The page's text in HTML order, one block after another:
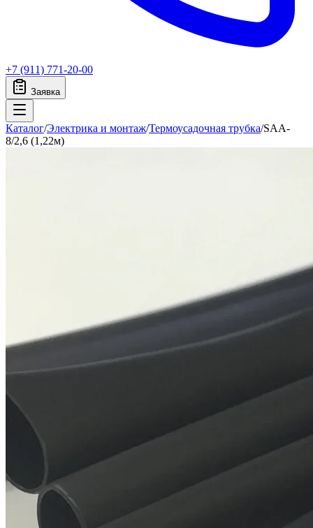
+7 (911) 771-20-00
Заявка
Каталог/Электрика и монтаж/Термоусадочная трубка/SAA-
8/2,6 (1,22м)